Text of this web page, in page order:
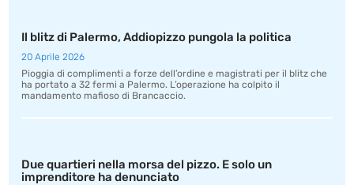
Il blitz di Palermo, Addiopizzo pungola la politica
20 Aprile 2026
Pioggia di complimenti a forze dell’ordine e magistrati per il blitz che
ha portato a 32 fermi a Palermo. L’operazione ha colpito il
mandamento mafioso di Brancaccio.
Due quartieri nella morsa del pizzo. E solo un
imprenditore ha denunciato